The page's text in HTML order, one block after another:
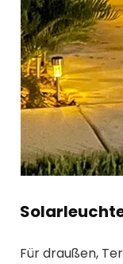
Für draußen,